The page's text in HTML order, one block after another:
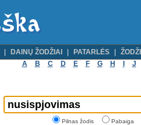
DAINŲ ŽODŽIAI PATARLĖS
A
B C D E F G H J
Pilnas žodis Pabaiga